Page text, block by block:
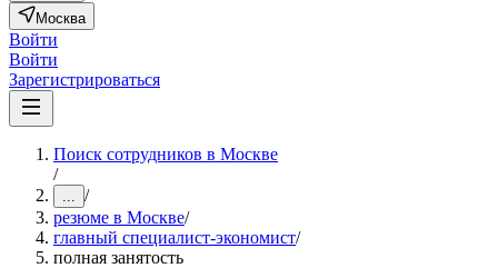
Москва
Войти
Войти
Зарегистрироваться
Поиск сотрудников в Москве
/
... /
резюме в Москве/
главный специалист-экономист/
полная занятость